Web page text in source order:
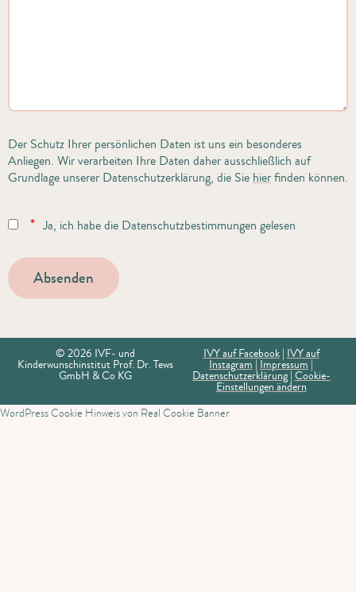
Der Schutz Ihrer persönlichen Daten ist uns ein besonderes
Anliegen. Wir verarbeiten Ihre Daten daher ausschließlich auf
Grundlage unserer Datenschutzerklärung, die Sie hierfinden können.
* Ja, ich habe die Datenschutzbestimmungen gelesen
© 2026 IVF- und
Kinderwunschinstitut Prof. Dr. Tews
GmbH & Co KG
IVY auf Facebook|IVY auf
Instagram | Impressum |
Datenschutzerklärung|Cookie-
Einstellungen ändern
WordPress Cookie Hinweis von Real Cookie Banner